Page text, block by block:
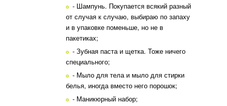
- Шампунь. Покупается всякий разный
от случая к случаю, выбираю по запаху
и в упаковке поменьше, но не в
пакетиках;
- Зубная паста и щетка. Тоже ничего
специального;
- Мыло для тела и мыло для стирки
белья, иногда вместо него порошок;
- Маникюрный набор;